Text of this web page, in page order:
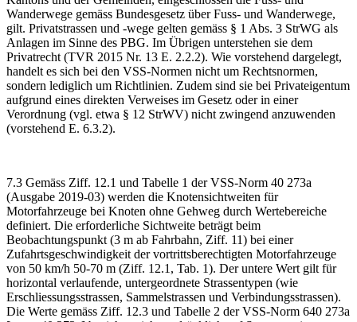
Wanderwege gemäss Bundesgesetz über Fuss- und Wanderwege,
gilt. Privatstrassen und -wege gelten gemäss § 1 Abs. 3 StrWG als
Anlagen im Sinne des PBG. Im Übrigen unterstehen sie dem
Privatrecht (TVR 2015 Nr. 13 E. 2.2.2). Wie vorstehend dargelegt,
handelt es sich bei den VSS-Normen nicht um Rechtsnormen,
sondern lediglich um Richtlinien. Zudem sind sie bei Privateigentum
aufgrund eines direkten Verweises im Gesetz oder in einer
Verordnung (vgl. etwa § 12 StrWV) nicht zwingend anzuwenden
(vorstehend E. 6.3.2).
7.3 Gemäss Ziff. 12.1 und Tabelle 1 der VSS-Norm 40 273a
(Ausgabe 2019-03) werden die Knotensichtweiten für
Motorfahrzeuge bei Knoten ohne Gehweg durch Wertebereiche
definiert. Die erforderliche Sichtweite beträgt beim
Beobachtungspunkt (3 m ab Fahrbahn, Ziff. 11) bei einer
Zufahrtsgeschwindigkeit der vortrittsberechtigten Motorfahrzeuge
von 50 km/h 50-70 m (Ziff. 12.1, Tab. 1). Der untere Wert gilt für
horizontal verlaufende, untergeordnete Strassentypen (wie
Erschliessungsstrassen, Sammelstrassen und Verbindungsstrassen).
Die Werte gemäss Ziff. 12.3 und Tabelle 2 der VSS-Norm 640 273a